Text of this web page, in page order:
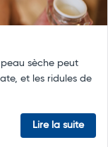
sèche peut
et les ridules de
Lire la suite